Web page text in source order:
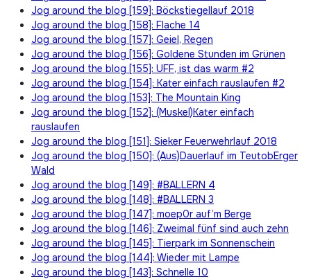
Jog around the blog [159]: Böckstiegellauf 2018
Jog around the blog [158]: Flache 14
Jog around the blog [157]: Geiel, Regen
Jog around the blog [156]: Goldene Stunden im Grünen
Jog around the blog [155]: UFF, ist das warm #2
Jog around the blog [154]: Kater einfach rauslaufen #2
Jog around the blog [153]: The Mountain King
Jog around the blog [152]: (Muskel)Kater einfach
rauslaufen
Jog around the blog [151]: Sieker Feuerwehrlauf 2018
Jog around the blog [150]: (Aus)Dauerlauf im TeutobErger
Wald
Jog around the blog [149]: #BALLERN 4
Jog around the blog [148]: #BALLERN 3
Jog around the blog [147]: moep0r auf’m Berge
Jog around the blog [146]: Zweimal fünf sind auch zehn
Jog around the blog [145]: Tierpark im Sonnenschein
Jog around the blog [144]: Wieder mit Lampe
Jog around the blog [143]: Schnelle 10